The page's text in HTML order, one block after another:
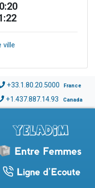
ville
+33.1.80.20.5000 France
+1.437.887.14.93 Canada